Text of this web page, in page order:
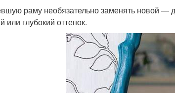
раму необязательно заменять новой —
или глубокий оттенок.